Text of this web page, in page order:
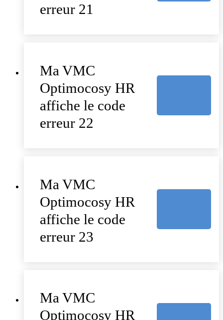
erreur 21
Ma VMC
Optimocosy HR
affiche le code
erreur 22
Ma VMC
Optimocosy HR
affiche le code
erreur 23
Ma VMC
Optimocosy HR